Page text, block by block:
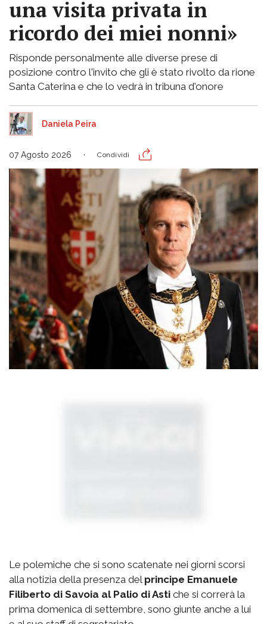
una visita privata in
ricordo dei miei nonni»
Risponde personalmente alle diverse prese di
posizione contro l'invito che gli è stato rivolto da rione
Santa Caterina e che lo vedrà in tribuna d'onore
Daniela Peira
07 Agosto 2026 Condividi
Le polemiche che si sono scatenate nei giorni scorsi
alla notizia della presenza del principe Emanuele
Filiberto di Savoia al Palio di Asti che si correrà la
prima domenica di settembre, sono giunte anche a lui